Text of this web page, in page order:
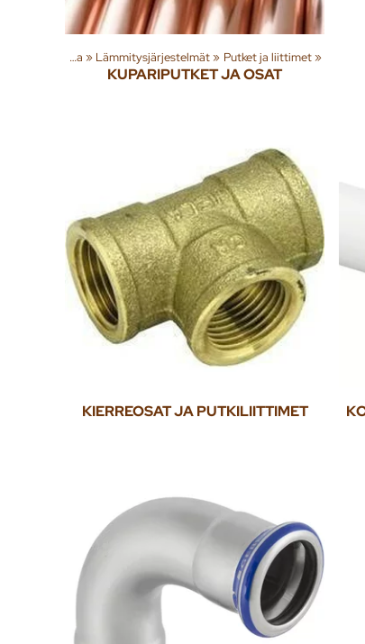
Rakenna ‪» Lämmitysjärjestelmät‪» Putket ja liittimet‪»
KUPARIPUTKET JA OSAT
KIERREOSAT JA PUTKILIITTIMET